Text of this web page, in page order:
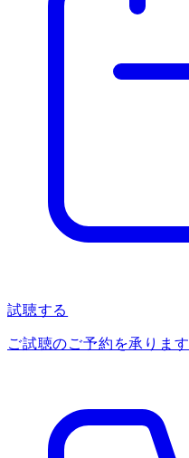
試聴する
ご試聴のご予約を承ります